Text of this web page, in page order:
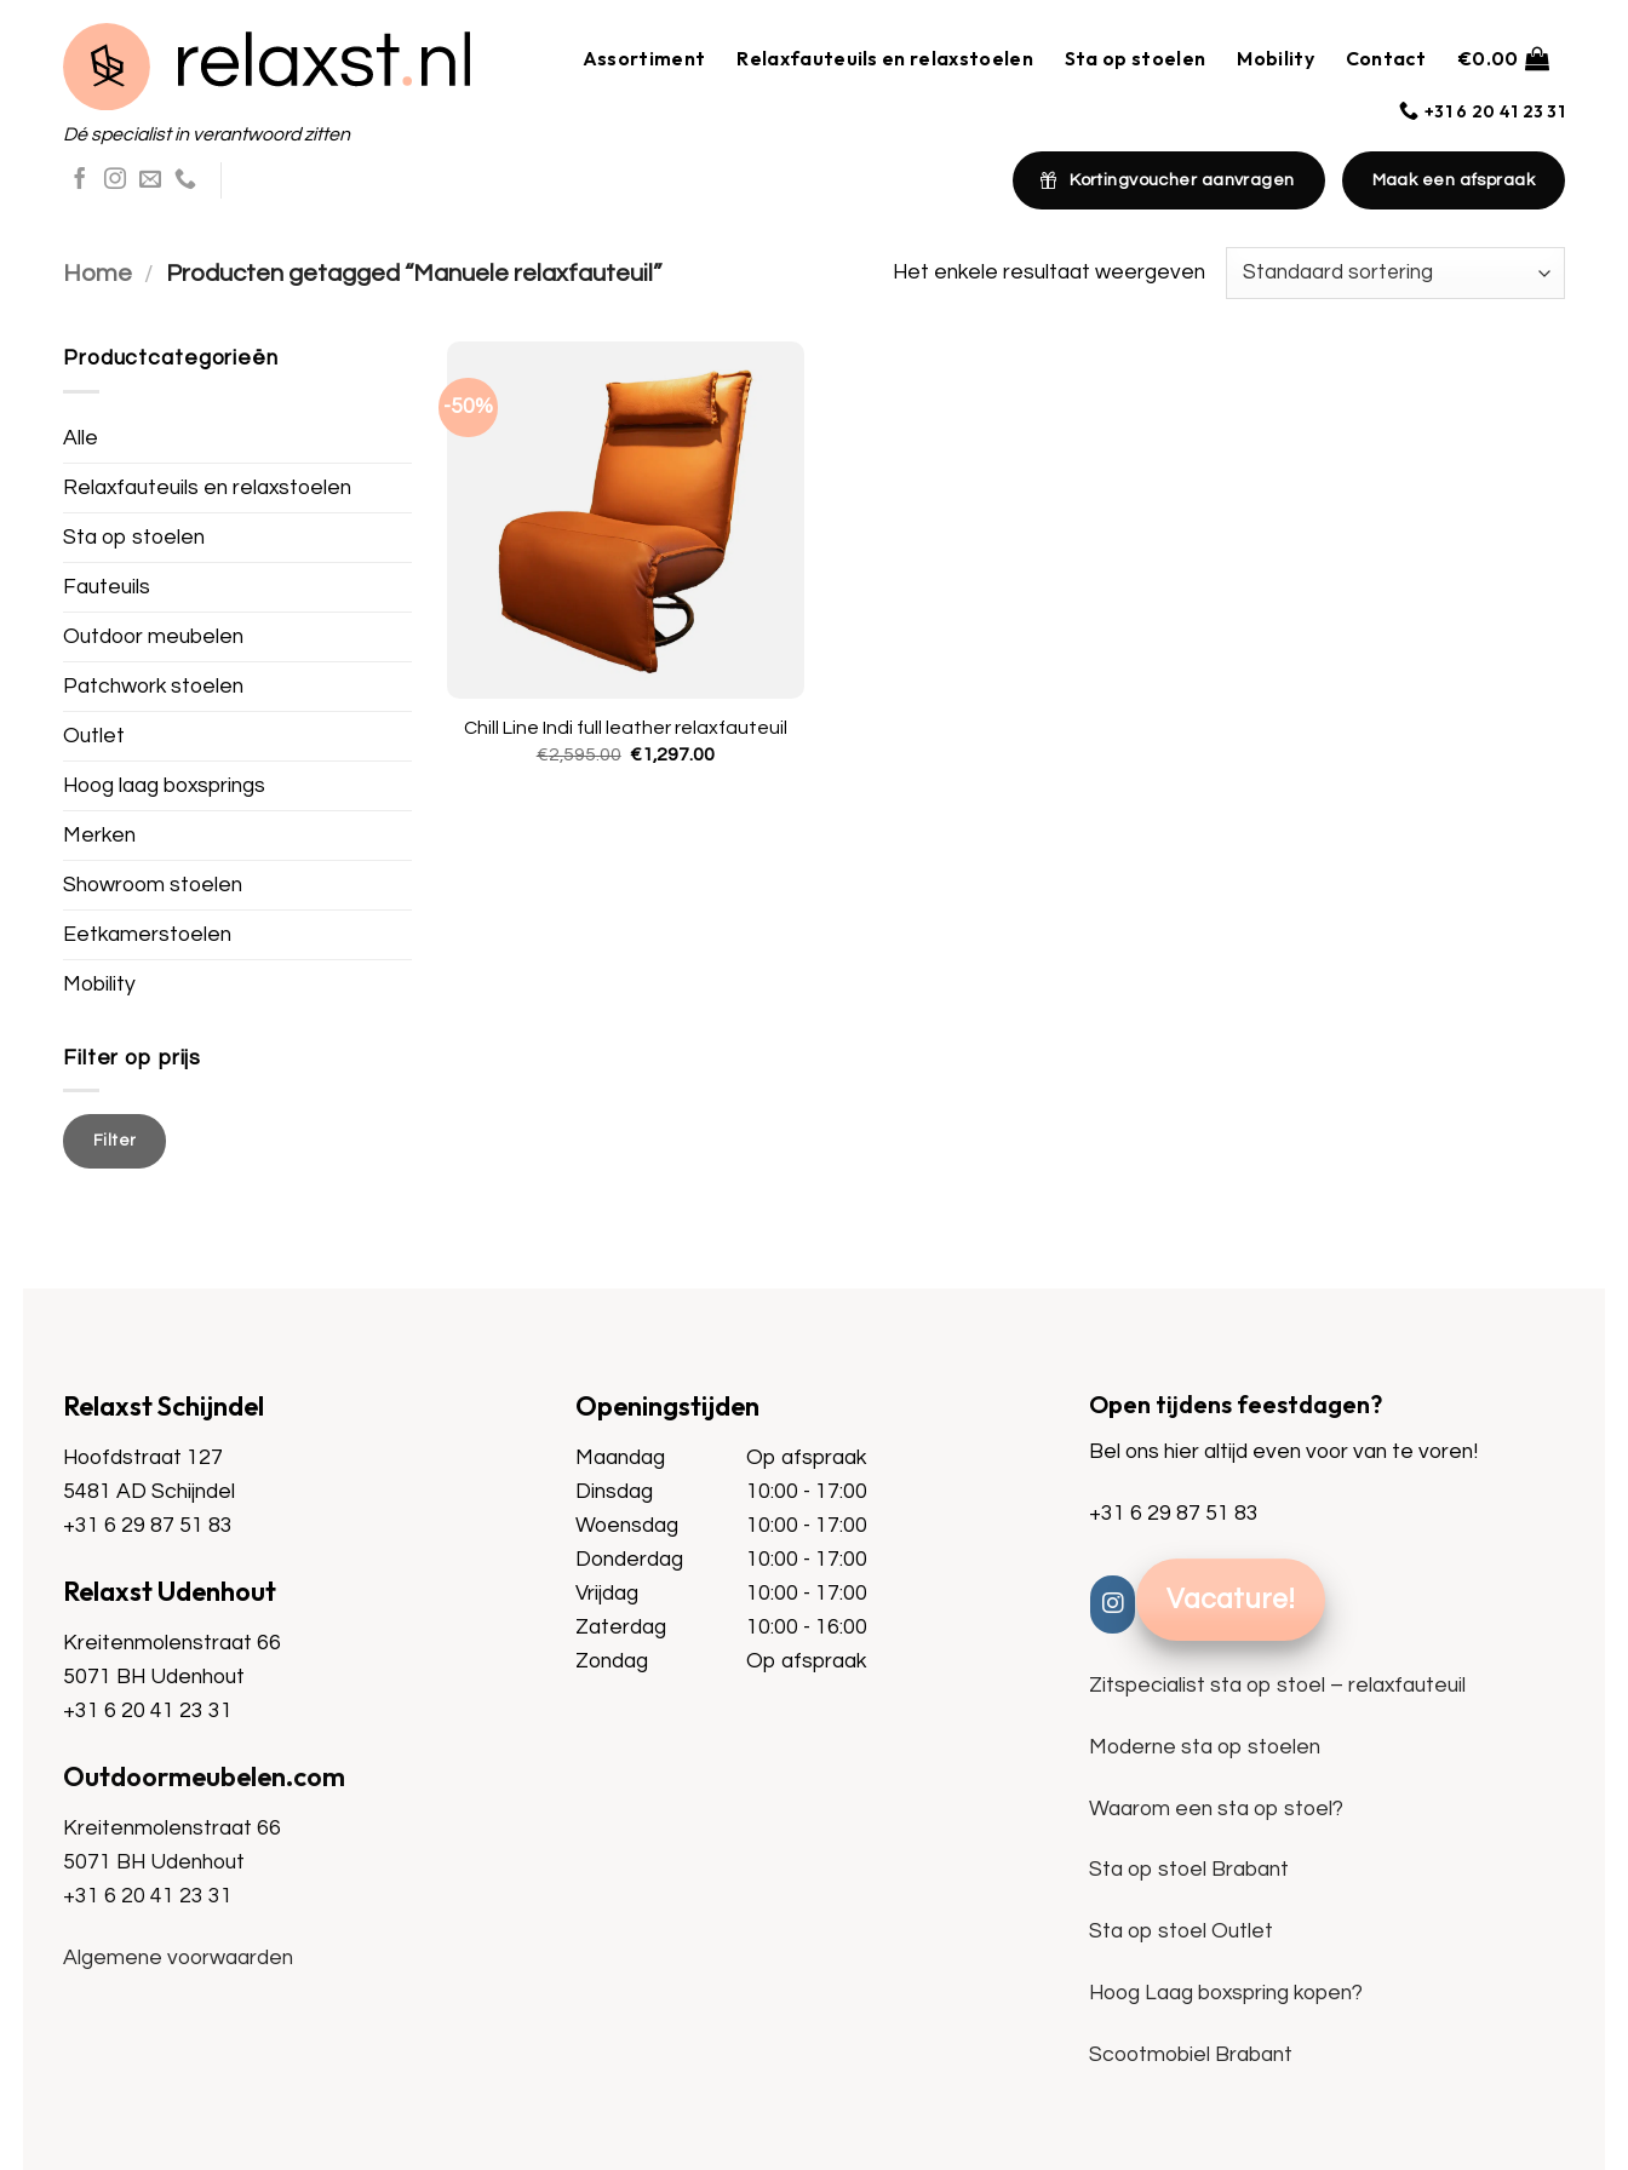
content
Dé specialist in verantwoord zitten
Assortiment Relaxfauteuils en relaxstoelen Sta op stoelen Mobility Contact €0.00
+31 6 20 41 23 31
Kortingvoucher aanvragen Maak een afspraak
Home / Producten getagged “Manuele relaxfauteuil” Het enkele resultaat weergeven
Productcategorieën
Alle
Relaxfauteuils en relaxstoelen
Sta op stoelen
Fauteuils
Outdoor meubelen
Patchwork stoelen
Outlet
Hoog laag boxsprings
Merken
Showroom stoelen
Eetkamerstoelen
Mobility
Filter op prijs
Min.
prijs
Max.
prijs Filter
-50%
Chill Line Indi full leather relaxfauteuil
€2,595.00 Oorspronkelijke
€1,297.00Huidige
Relaxst Schijndel
Hoofdstraat 127
5481 AD Schijndel
+31 6 29 87 51 83
Relaxst Udenhout
Kreitenmolenstraat 66
5071 BH Udenhout
+31 6 20 41 23 31
Outdoormeubelen.com
Kreitenmolenstraat 66
5071 BH Udenhout
+31 6 20 41 23 31
Algemene voorwaarden
Openingstijden
Maandag
Dinsdag
Woensdag
Donderdag
Vrijdag
Zaterdag
Zondag
Op afspraak
10:00 - 17:00
10:00 - 17:00
10:00 - 17:00
10:00 - 17:00
10:00 - 16:00
Op afspraak
Open tijdens feestdagen?
Bel ons hier altijd even voor van te voren!
+31 6 29 87 51 83
Vacature!
Zitspecialist sta op stoel – relaxfauteuil
Moderne sta op stoelen
Waarom een sta op stoel?
Sta op stoel Brabant
Sta op stoel Outlet
Hoog Laag boxspring kopen?
Scootmobiel Brabant